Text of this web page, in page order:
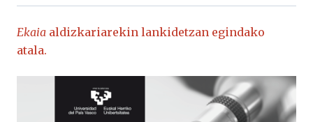
Ekaia aldizkariarekin lankidetzan egindako
atala.